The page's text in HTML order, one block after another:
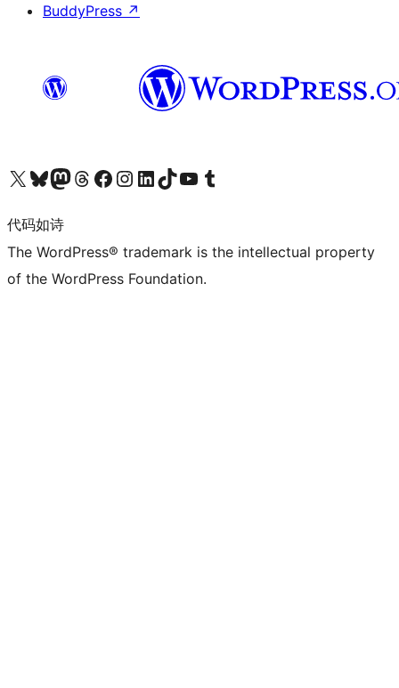
BuddyPress ↗
关注我们的 X（原 Twitter）账号访问我们的 Bluesky 账号关注我们的 Mastodon 账号访问我们的 Threads 账号 访问我们的 Facebook 公共主页关注我们的 Instagram 账号 关注我们的 LinkedIn 主页访问我们的 TikTok 账号访问我们的 YouTube 频道 访问我们的 Tumblr 账号
代码如诗
The WordPress® trademark is the intellectual property
of the WordPress Foundation.